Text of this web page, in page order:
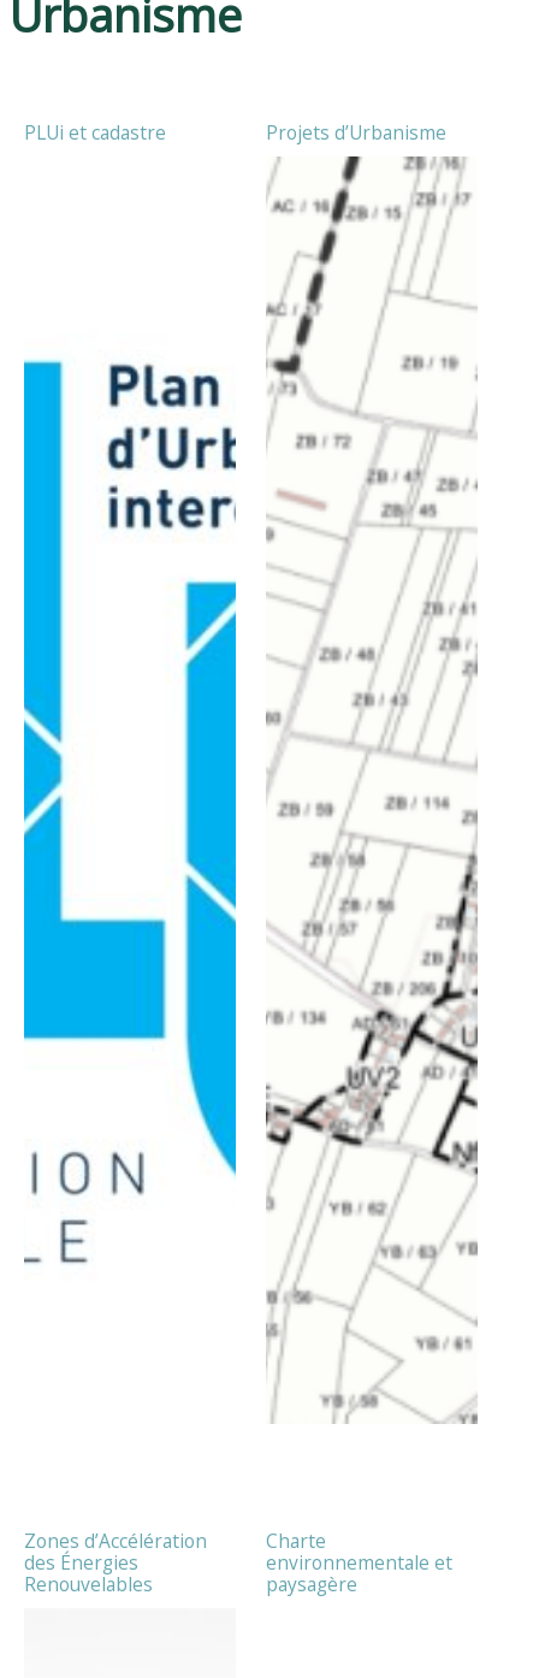
Urbanisme
PLUi et cadastre Projets d’Urbanisme
Zones d’Accélération
des Énergies
Renouvelables
Charte
environnementale et
paysagère